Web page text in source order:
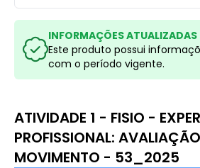
INFORMAÇÕES ATUALIZADAS
Este produto possui
com o período vigente.
ATIVIDADE 1 - FISIO -
PROFISSIONAL:
MOVIMENTO - 53_2025